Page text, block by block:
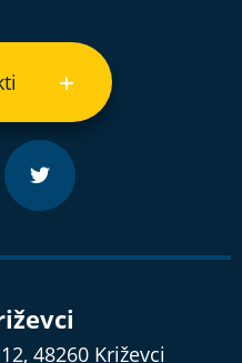
48260 Križevci